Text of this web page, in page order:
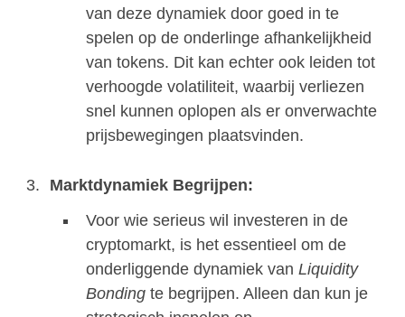
van deze dynamiek door goed in te
spelen op de onderlinge afhankelijkheid
van tokens. Dit kan echter ook leiden tot
verhoogde volatiliteit, waarbij verliezen
snel kunnen oplopen als er onverwachte
prijsbewegingen plaatsvinden.
Marktdynamiek Begrijpen:
Voor wie serieus wil investeren in de
cryptomarkt, is het essentieel om de
onderliggende dynamiek van Liquidity
Bonding te begrijpen. Alleen dan kun je